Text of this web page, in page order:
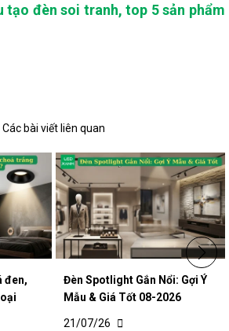
tạo đèn soi tranh, top 5 sản phẩm
Các bài viết liên quan
đen,
Đèn Spotlight Gắn Nổi: Gợi Ý
Mẫu & Giá Tốt 08-2026
21/07/26